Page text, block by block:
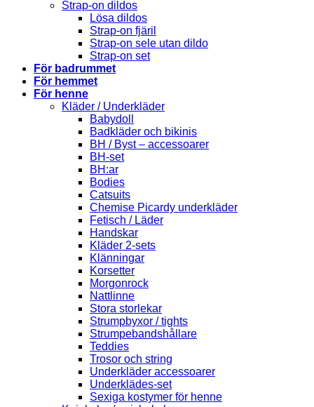
Strap-on dildos
Lösa dildos
Strap-on fjäril
Strap-on sele utan dildo
Strap-on set
För badrummet
För hemmet
För henne
Kläder / Underkläder
Babydoll
Badkläder och bikinis
BH / Byst – accessoarer
BH-set
BH:ar
Bodies
Catsuits
Chemise Picardy underkläder
Fetisch / Läder
Handskar
Kläder 2-sets
Klänningar
Korsetter
Morgonrock
Nattlinne
Stora storlekar
Strumpbyxor / tights
Strumpebandshållare
Teddies
Trosor och string
Underkläder accessoarer
Underklädes-set
Sexiga kostymer för henne